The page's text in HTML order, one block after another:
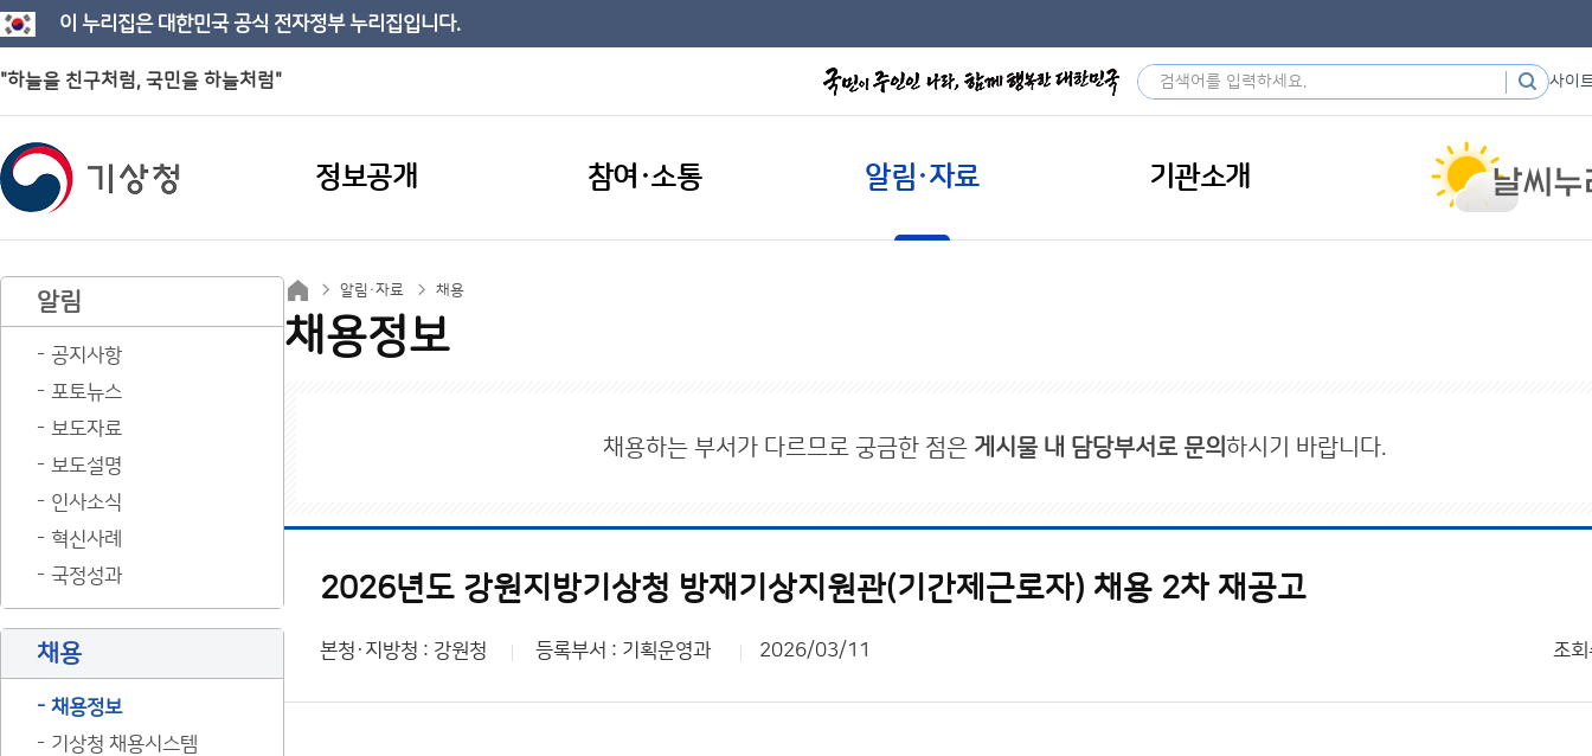
이 누리집은 대한민국 공식 전자정부 누리집입니다.
"하늘을 친구처럼, 국민을 하늘처럼" 사이
정보공개 참여·소통 알림·자료 기관소개
알림
공지사항
포토뉴스
보도자료
보도설명
인사소식
혁신사례
국정성과
채용
채용정보
기상청 채용시스템
알림·자료 채용
채용정보
채용하는 부서가 다르므로 궁금한 점은 게시물 내 담당부서로 문의하시기 바랍니다.
2026년도 강원지방기상청 방재기상지원관(기간제근로자) 채용 2차 재공고
본청·지방청 : 강원청 등록부서 : 기획운영과 2026/03/11 조회